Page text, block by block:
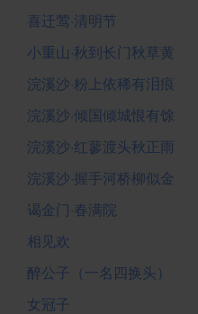
喜迁莺·清明节
小重山·秋到长门秋草黄
浣溪沙·粉上依稀有泪痕
浣溪沙·倾国倾城恨有馀
浣溪沙·红蓼渡头秋正雨
浣溪沙·握手河桥柳似金
谒金门·春满院
相见欢
醉公子（一名四换头）
女冠子